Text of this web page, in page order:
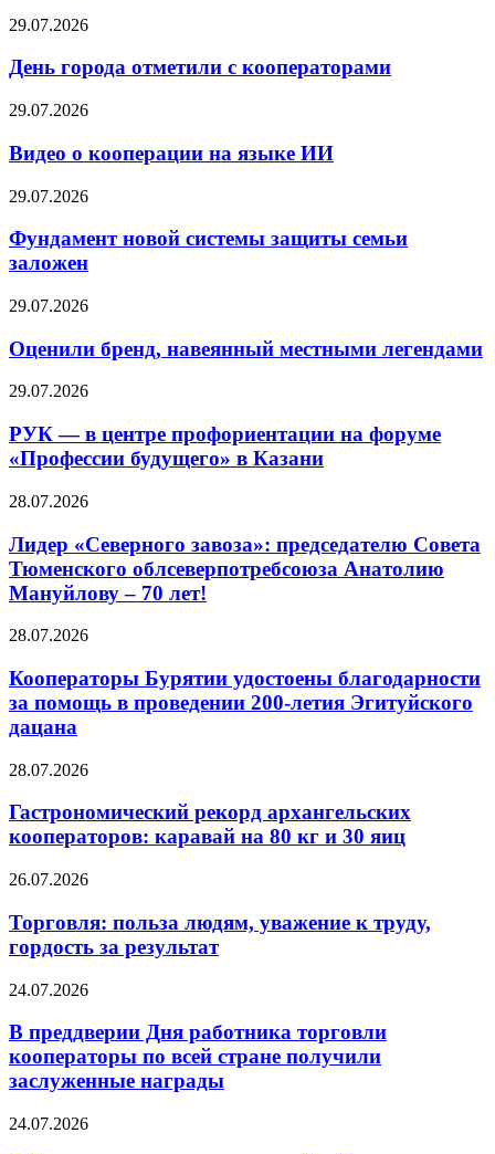
29.07.2026
День города отметили с кооператорами
29.07.2026
Видео о кооперации на языке ИИ
29.07.2026
Фундамент новой системы защиты семьи
заложен
29.07.2026
Оценили бренд, навеянный местными легендами
29.07.2026
РУК — в центре профориентации на форуме
«Профессии будущего» в Казани
28.07.2026
Лидер «Северного завоза»: председателю Совета
Тюменского облсеверпотребсоюза Анатолию
Мануйлову – 70 лет!
28.07.2026
Кооператоры Бурятии удостоены благодарности
за помощь в проведении 200-летия Эгитуйского
дацана
28.07.2026
Гастрономический рекорд архангельских
кооператоров: каравай на 80 кг и 30 яиц
26.07.2026
Торговля: польза людям, уважение к труду,
гордость за результат
24.07.2026
В преддверии Дня работника торговли
кооператоры по всей стране получили
заслуженные награды
24.07.2026